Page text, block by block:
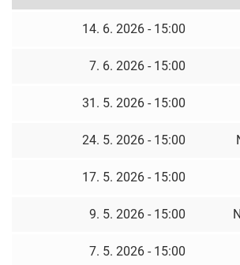
14. 6. 2026 - 15:00
7. 6. 2026 - 15:00
31. 5. 2026 - 15:00
24. 5. 2026 - 15:00
17. 5. 2026 - 15:00
9. 5. 2026 - 15:00
7. 5. 2026 - 15:00